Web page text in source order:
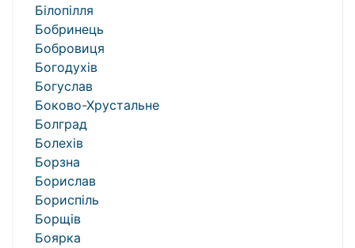
Білопілля
Бобринець
Бобровиця
Богодухів
Богуслав
Боково-Хрустальне
Болград
Болехів
Борзна
Борислав
Бориспіль
Борщів
Боярка